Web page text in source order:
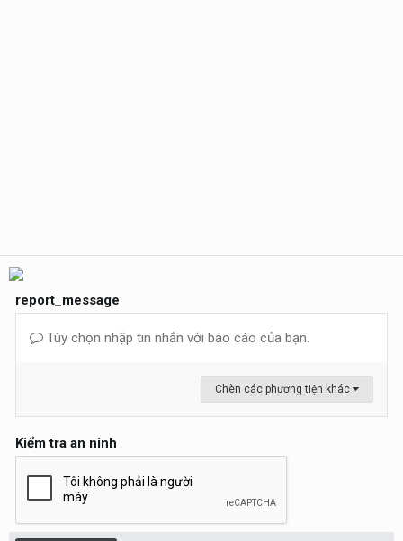
report_message
Tùy chọn nhập tin nhắn với báo cáo của bạn.
Chèn các phương tiện khác
Kiểm tra an ninh